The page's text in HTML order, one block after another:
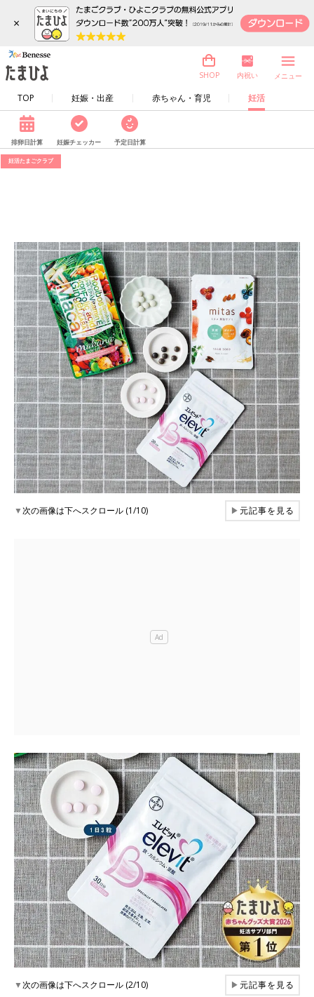
×
TOP 妊娠・出産 赤ちゃん・育児 妊活
SHOP 内祝い メニュー
排卵日計算 妊娠チェッカー 予定日計算
妊活たまごクラブ
▼次の画像は下へスクロール (1/10) ▶元記事を見る
▼次の画像は下へスクロール (2/10) ▶元記事を見る